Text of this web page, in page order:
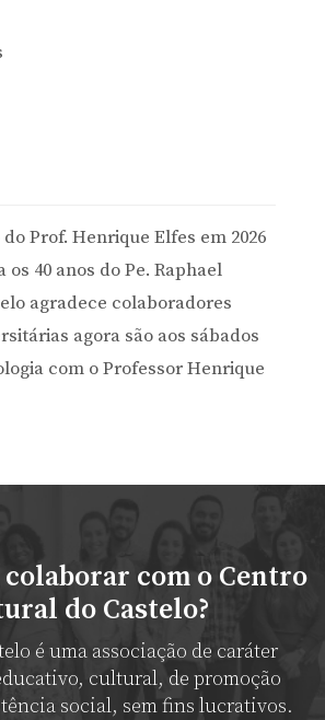
Prof. Henrique Elfes em 2026
40 anos do Pe. Raphael
agradece colaboradores
agora são aos sábados
com o Professor Henrique
com o Centro
do Castelo?
é uma associação de caráter
cultural, de promoção
social, sem fins lucrativos.